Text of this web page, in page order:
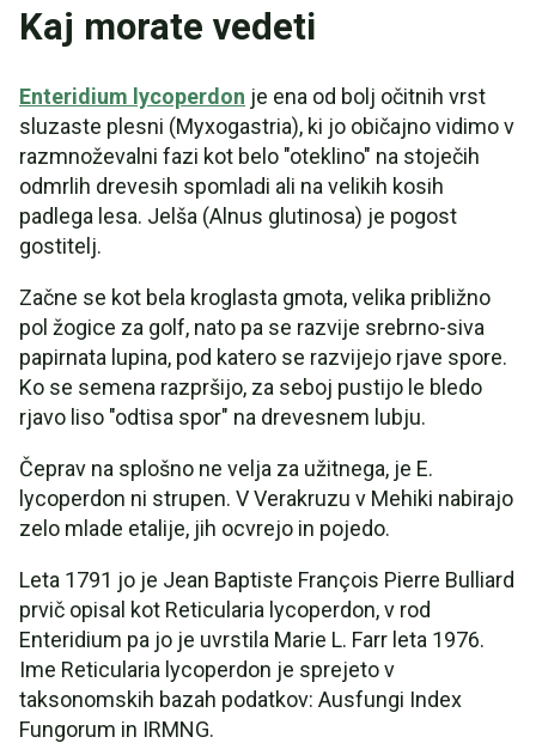
Kaj morate vedeti
Enteridium lycoperdon je ena od bolj očitnih vrst
sluzaste plesni (Myxogastria), ki jo običajno vidimo v
razmnoževalni fazi kot belo "oteklino" na stoječih
odmrlih drevesih spomladi ali na velikih kosih
padlega lesa. Jelša (Alnus glutinosa) je pogost
gostitelj.
Začne se kot bela kroglasta gmota, velika približno
pol žogice za golf, nato pa se razvije srebrno-siva
papirnata lupina, pod katero se razvijejo rjave spore.
Ko se semena razpršijo, za seboj pustijo le bledo
rjavo liso "odtisa spor" na drevesnem lubju.
Čeprav na splošno ne velja za užitnega, je E.
lycoperdon ni strupen. V Verakruzu v Mehiki nabirajo
zelo mlade etalije, jih ocvrejo in pojedo.
Leta 1791 jo je Jean Baptiste François Pierre Bulliard
prvič opisal kot Reticularia lycoperdon, v rod
Enteridium pa jo je uvrstila Marie L. Farr leta 1976.
Ime Reticularia lycoperdon je sprejeto v
taksonomskih bazah podatkov: Ausfungi Index
Fungorum in IRMNG.